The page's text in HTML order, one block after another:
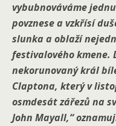
vybubnováváme
povznese a vzkřísí
slunka a oblaží
festivalového kmene.
nekorunovaný král
Claptona, který v
osmdesát zářezů na
John Mayall,“